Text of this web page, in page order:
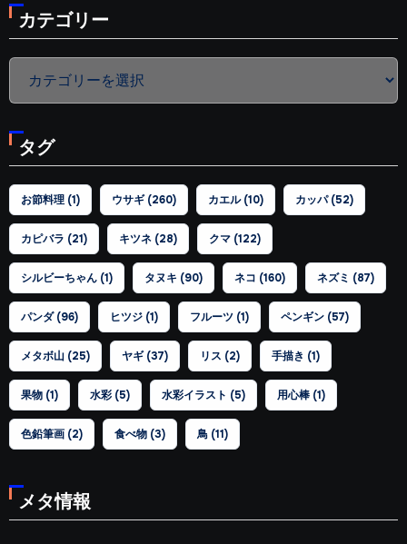
カテゴリー
カ
リ
ー
タグ
お節料理(1) ウサギ(260) カエル(10) カッパ(52)
カピバラ (21) キツネ(28) クマ(122)
シルビーちゃん(1) タヌキ (90) ネコ (160) ネズミ (87)
パンダ(96) ヒツジ(1) フルーツ(1) ペンギン(57)
メタボ山(25) ヤギ(37) リス (2) 手描き (1)
果物(1) 水彩(5) 水彩イラスト (5) 用心棒(1)
色鉛筆画(2) 食べ物(3) 鳥(11)
メタ情報